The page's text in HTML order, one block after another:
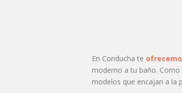
En Conducha te
moderno a tu baño.
modelos que encajan a la